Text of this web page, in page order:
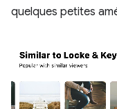
quelques petites